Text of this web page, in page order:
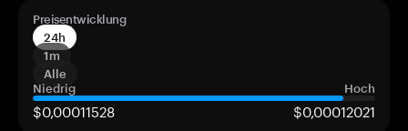
Preisentwicklung
24h
1m
Alle
Niedrig
Hoch
$0,00011528 $0,00012021